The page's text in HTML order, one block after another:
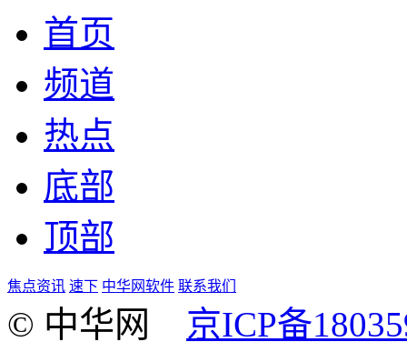
首页
频道
热点
底部
顶部
焦点资讯 速下 中华网软件 联系我们
© 中华网 京ICP备